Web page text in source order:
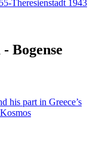
Bogense